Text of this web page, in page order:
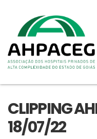
CLIPPING
18/07/22